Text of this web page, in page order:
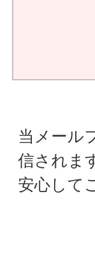
当メール
信されま
安心して